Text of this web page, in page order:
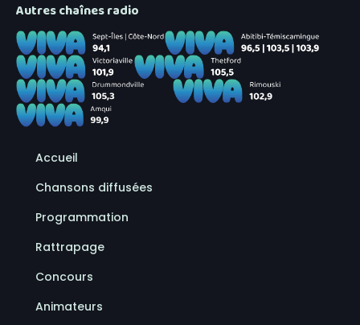
Autres chaînes radio
Accueil
Chansons diffusées
Programmation
Rattrapage
Concours
Animateurs